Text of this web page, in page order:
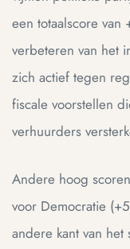
een totaalscore
verbeteren van het
zich actief tegen
fiscale voorstellen
verhuurders
Andere hoog
voor Democratie
andere kant van het